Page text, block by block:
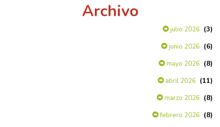
Archivo
julio 2026 (3)
junio 2026 (6)
mayo 2026 (8)
abril 2026 (11)
marzo 2026 (8)
febrero 2026 (8)